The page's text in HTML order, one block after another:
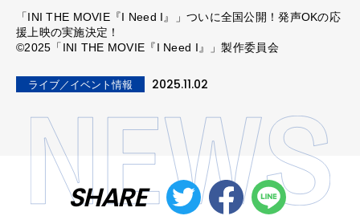
「INI THE MOVIE『I Need I』」ついに全国公開！発声OKの応
援上映の実施決定！
©2025「INI THE MOVIE『I Need I』」製作委員会
ライブ／イベント情報 2025.11.02
SHARE